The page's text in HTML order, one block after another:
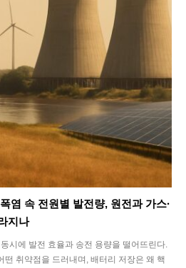
염 속 전원별 발전량, 원전과 가스·
지나
시에 발전 효율과 송전 용량을 떨어뜨린다.
떤 취약점을 드러내며, 배터리 저장은 왜 핵